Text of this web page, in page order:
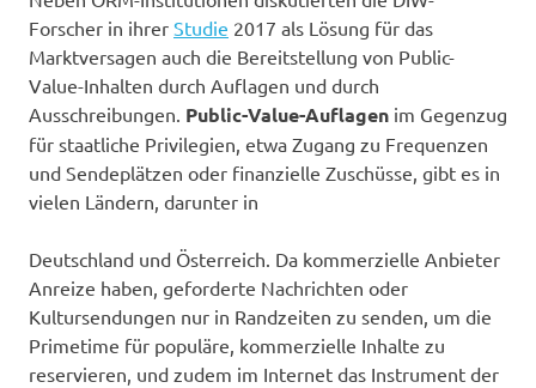
Forscher in ihrer Studie 2017 als Lösung für das
Marktversagen auch die Bereitstellung von Public-
Value-Inhalten durch Auflagen und durch
Ausschreibungen. Public-Value-Auflagen im Gegenzug
für staatliche Privilegien, etwa Zugang zu Frequenzen
und Sendeplätzen oder finanzielle Zuschüsse, gibt es in
vielen Ländern, darunter in
Deutschland und Österreich. Da kommerzielle Anbieter
Anreize haben, geforderte Nachrichten oder
Kultursendungen nur in Randzeiten zu senden, um die
Primetime für populäre, kommerzielle Inhalte zu
reservieren, und zudem im Internet das Instrument der